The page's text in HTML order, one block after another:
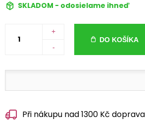
SKLADOM - odosielame ihneď
+
-
DO KOŠÍKA
Při nákupu nad 1300 Kč